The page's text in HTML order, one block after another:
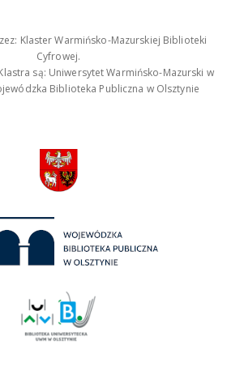
Klaster Warmińsko-Mazurskiej Biblioteki
Cyfrowej.
są: Uniwersytet Warmińsko-Mazurski w
Biblioteka Publiczna w Olsztynie